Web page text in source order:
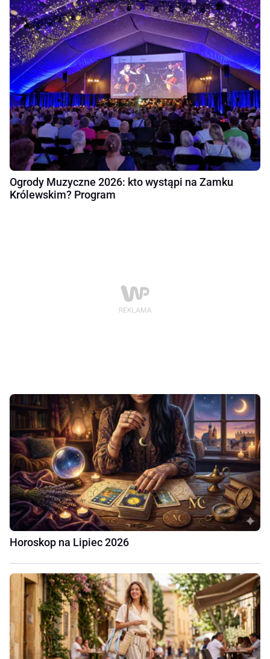
Ogrody Muzyczne 2026: kto wystąpi na Zamku
Królewskim? Program
Horoskop na Lipiec 2026